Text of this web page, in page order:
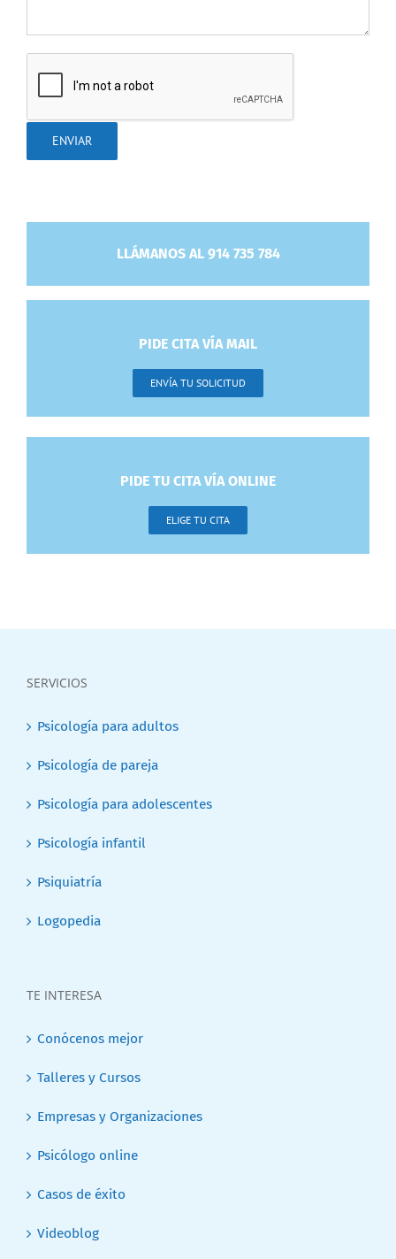
LLÁMANOS AL 914 735 784
PIDE CITA VÍA MAIL
ENVÍA TU SOLICITUD
PIDE TU CITA VÍA ONLINE
ELIGE TU CITA
SERVICIOS
Psicología para adultos
Psicología de pareja
Psicología para adolescentes
Psicología infantil
Psiquiatría
Logopedia
TE INTERESA
Conócenos mejor
Talleres y Cursos
Empresas y Organizaciones
Psicólogo online
Casos de éxito
Videoblog